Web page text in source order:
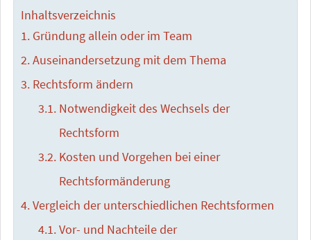
Inhaltsverzeichnis
Gründung allein oder im Team
Auseinandersetzung mit dem Thema
Rechtsform ändern
Notwendigkeit des Wechsels der
Rechtsform
Kosten und Vorgehen bei einer
Rechtsformänderung
Vergleich der unterschiedlichen Rechtsformen
Vor- und Nachteile der